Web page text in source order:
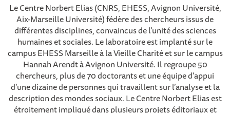
Le Centre Norbert Elias (CNRS, EHESS, Avignon Université,
Aix-Marseille Université) fédère des chercheurs issus de
différentes disciplines, convaincus de l’unité des sciences
humaines et sociales. Le laboratoire est implanté sur le
campus EHESS Marseille à la Vieille Charité et sur le campus
Hannah Arendt à Avignon Université. Il regroupe 50
chercheurs, plus de 70 doctorants et une équipe d’appui
d’une dizaine de personnes qui travaillent sur l’analyse et la
description des mondes sociaux. Le Centre Norbert Elias est
étroitement impliqué dans plusieurs projets éditoriaux et